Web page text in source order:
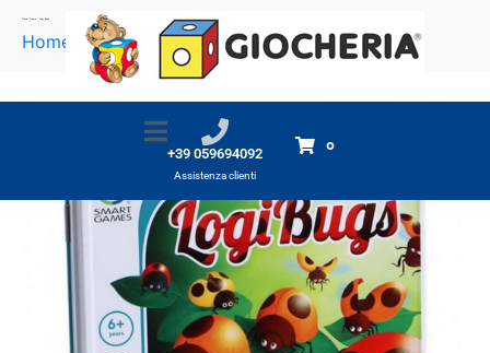
+39 059694092
Assistenza clienti
0
Home Prodotti Travel Game - Logi Bugs